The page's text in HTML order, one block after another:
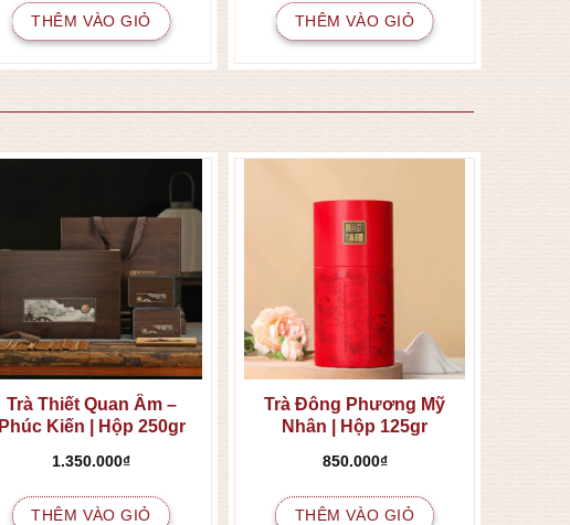
THÊM VÀO GIỎ THÊM VÀO GIỎ
Trà Thiết Quan Âm –
Phúc Kiến | Hộp 250gr
1.350.000₫
THÊM VÀO GIỎ
Trà Đông Phương Mỹ
Nhân | Hộp 125gr
850.000₫
THÊM VÀO GIỎ